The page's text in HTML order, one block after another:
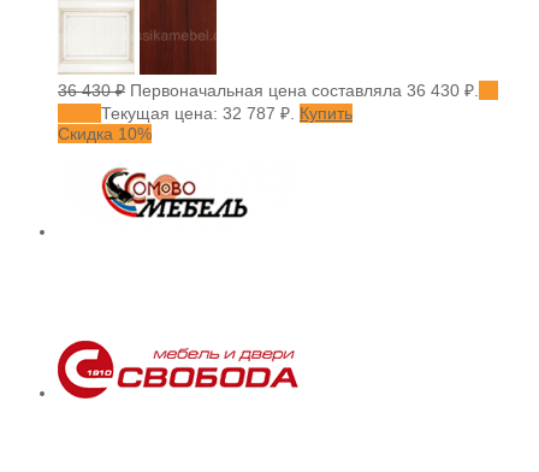
36 430₽ Первоначальная цена составляла 36 430 ₽.
Текущая цена: 32 787 ₽. Купить
Скидка 10%